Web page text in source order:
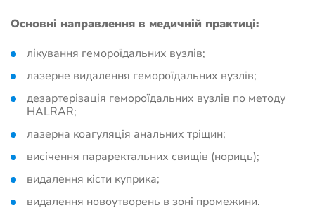
Основні направлення в медичній практиці:
лікування гемороїдальних вузлів;
лазерне видалення гемороїдальних вузлів;
дезартерізація гемороїдальних вузлів по методу
HALRAR;
лазерна коагуляція анальних тріщин;
висічення параректальних свищів (нориць);
видалення кісти куприка;
видалення новоутворень в зоні промежини.